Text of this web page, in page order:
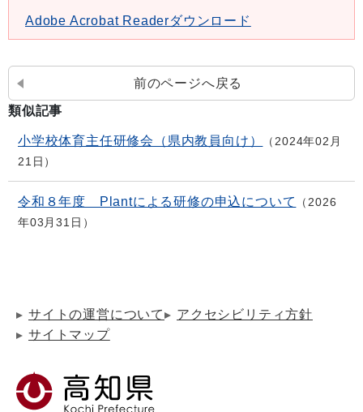
Adobe Acrobat Readerダウンロード
前のページへ戻る
類似記事
小学校体育主任研修会（県内教員向け）
2024年02月
21日
令和８年度 Plantによる研修の申込について
2026
年03月31日
サイトの運営について
アクセシビリティ方針
サイトマップ